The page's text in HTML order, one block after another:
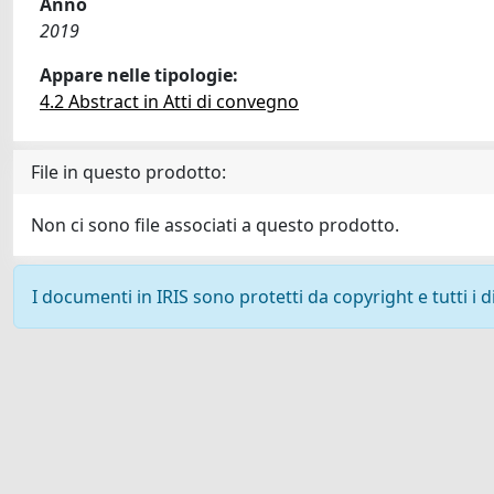
2019
Appare nelle tipologie:
4.2 Abstract in Atti di convegno
File in questo prodotto:
Non ci sono file associati a questo prodotto.
I documenti in IRIS sono protetti da copyright e tutti i